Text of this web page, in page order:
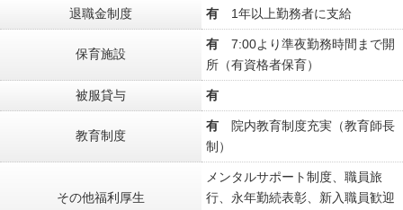
退職金制度 有 1年以上勤務者に支給
保育施設
有 7:00より準夜勤務時間まで開
所（有資格者保育）
被服貸与 有
教育制度
有 院内教育制度充実（教育師長
制）
その他福利厚生
メンタルサポート制度、職員旅
行、永年勤続表彰、新入職員歓迎